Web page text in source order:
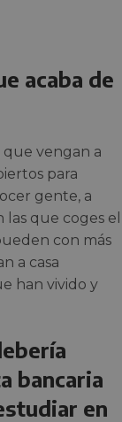
acaba de
vengan a
para
gente, a
que coges el
con más
a casa
han vivido y
bancaria
en